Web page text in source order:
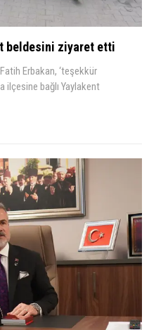
beldesini ziyaret etti
Erbakan, ‘teşekkür
ilçesine bağlı Yaylakent